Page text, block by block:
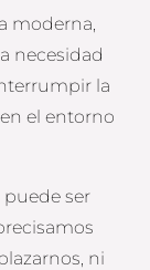
moderna,
necesidad
la
el entorno
puede ser
ni